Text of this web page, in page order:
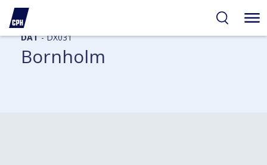
DAT- DX031
Bornholm